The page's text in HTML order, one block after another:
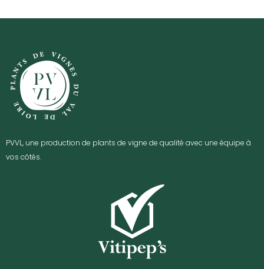
PVVL, une production de plants de vigne de qualité avec une équipe à
vos côtés.